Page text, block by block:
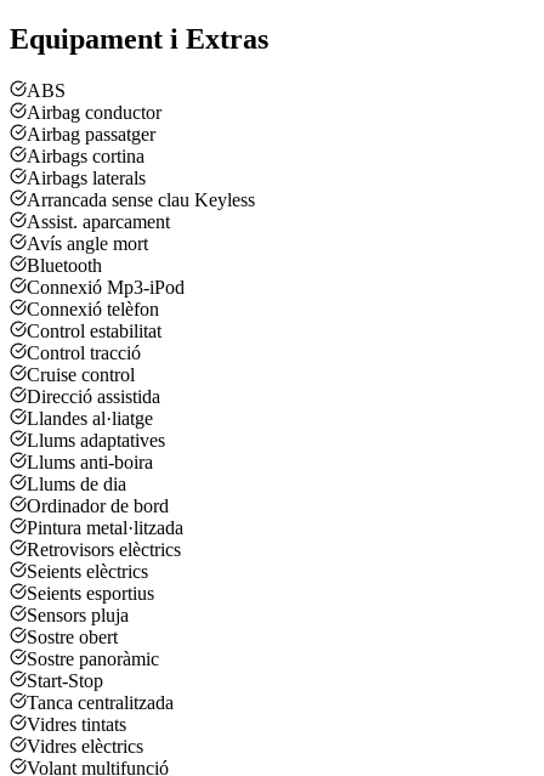
Equipament i Extras
ABS
Airbag conductor
Airbag passatger
Airbags cortina
Airbags laterals
Arrancada sense clau Keyless
Assist. aparcament
Avís angle mort
Bluetooth
Connexió Mp3-iPod
Connexió telèfon
Control estabilitat
Control tracció
Cruise control
Direcció assistida
Llandes al·liatge
Llums adaptatives
Llums anti-boira
Llums de dia
Ordinador de bord
Pintura metal·litzada
Retrovisors elèctrics
Seients elèctrics
Seients esportius
Sensors pluja
Sostre obert
Sostre panoràmic
Start-Stop
Tanca centralitzada
Vidres tintats
Vidres elèctrics
Volant multifunció